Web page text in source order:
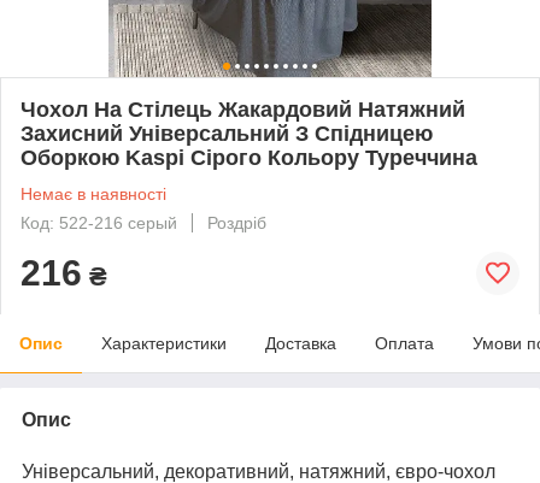
Чохол На Стілець Жакардовий Натяжний
Захисний Універсальний З Спідницею
Оборкою Kaspi Сiрого Кольору Туреччина
Немає в наявності
Код: 522-216 серый
Роздріб
216 ₴
Опис Характеристики Доставка Оплата Умови
Опис
Універсальний, декоративний, натяжний, євро-чохол